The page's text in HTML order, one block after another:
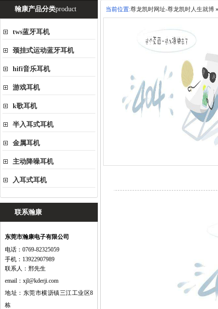
翰康产品分类product
tws蓝牙耳机
颈挂式运动蓝牙耳机
hifi音乐耳机
游戏耳机
k歌耳机
半入耳式耳机
金属耳机
主动降噪耳机
入耳式耳机
联系瀚康
东莞市瀚康电子有限公司
电话：0769-82325059
手机：13922907989
联系人：邢先生
email： xjl@kderji.com
地址：东莞市横沥镇三江工业区8
栋
当前位置:尊龙凯时网址-尊龙凯时人生就博